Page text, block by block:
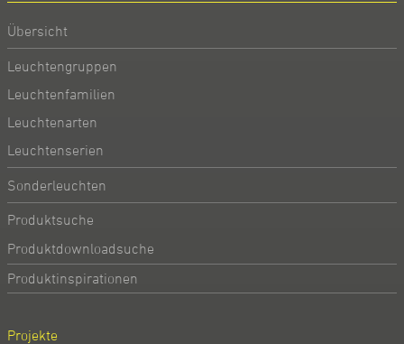
Übersicht
Leuchtengruppen
Leuchtenfamilien
Leuchtenarten
Leuchtenserien
Sonderleuchten
Produktsuche
Produktdownloadsuche
Produktinspirationen
Projekte